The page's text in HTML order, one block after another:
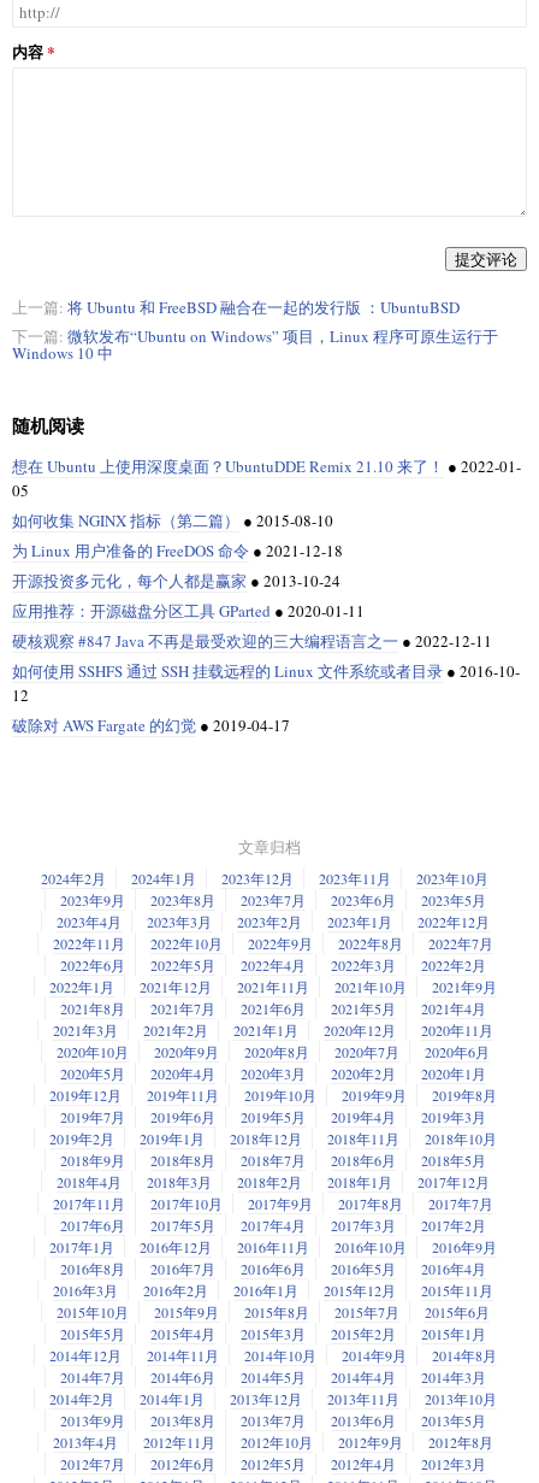
内容
提交评论
上一篇: 将 Ubuntu 和 FreeBSD 融合在一起的发行版 ：UbuntuBSD
下一篇: 微软发布“Ubuntu on Windows” 项目，Linux 程序可原生运行于
Windows 10 中
随机阅读
想在 Ubuntu 上使用深度桌面？UbuntuDDE Remix 21.10 来了！ ● 2022-01-
05
如何收集 NGINX 指标（第二篇）
● 2015-08-10
为 Linux 用户准备的 FreeDOS 命令 ● 2021-12-18
开源投资多元化，每个人都是赢家 ● 2013-10-24
应用推荐：开源磁盘分区工具 GParted ● 2020-01-11
硬核观察 #847 Java 不再是最受欢迎的三大编程语言之一 ● 2022-12-11
如何使用 SSHFS 通过 SSH 挂载远程的 Linux 文件系统或者目录 ● 2016-10-
12
破除对 AWS Fargate 的幻觉 ● 2019-04-17
文章归档
2024年2月 2024年1月 2023年12月 2023年11月
2023年10月
2023年9月
2023年8月 2023年7月 2023年6月
2023年5月
2023年4月
2023年3月 2023年2月 2023年1月
2022年12月
2022年11月
2022年10月 2022年9月 2022年8月
2022年7月
2022年6月
2022年5月 2022年4月 2022年3月
2022年2月
2022年1月
2021年12月 2021年11月 2021年10月
2021年9月
2021年8月
2021年7月 2021年6月 2021年5月
2021年4月
2021年3月
2021年2月 2021年1月 2020年12月
2020年11月
2020年10月
2020年9月 2020年8月 2020年7月
2020年6月
2020年5月
2020年4月 2020年3月 2020年2月
2020年1月
2019年12月
2019年11月 2019年10月 2019年9月
2019年8月
2019年7月
2019年6月 2019年5月 2019年4月
2019年3月
2019年2月
2019年1月 2018年12月 2018年11月
2018年10月
2018年9月
2018年8月 2018年7月 2018年6月
2018年5月
2018年4月
2018年3月 2018年2月 2018年1月
2017年12月
2017年11月
2017年10月 2017年9月 2017年8月
2017年7月
2017年6月
2017年5月 2017年4月 2017年3月
2017年2月
2017年1月
2016年12月 2016年11月 2016年10月
2016年9月
2016年8月
2016年7月 2016年6月 2016年5月
2016年4月
2016年3月
2016年2月 2016年1月 2015年12月
2015年11月
2015年10月
2015年9月 2015年8月 2015年7月
2015年6月
2015年5月
2015年4月 2015年3月 2015年2月
2015年1月
2014年12月
2014年11月 2014年10月 2014年9月
2014年8月
2014年7月
2014年6月 2014年5月 2014年4月
2014年3月
2014年2月
2014年1月 2013年12月 2013年11月
2013年10月
2013年9月
2013年8月 2013年7月 2013年6月
2013年5月
2013年4月
2012年11月 2012年10月 2012年9月
2012年8月
2012年7月
2012年6月 2012年5月 2012年4月
2012年3月